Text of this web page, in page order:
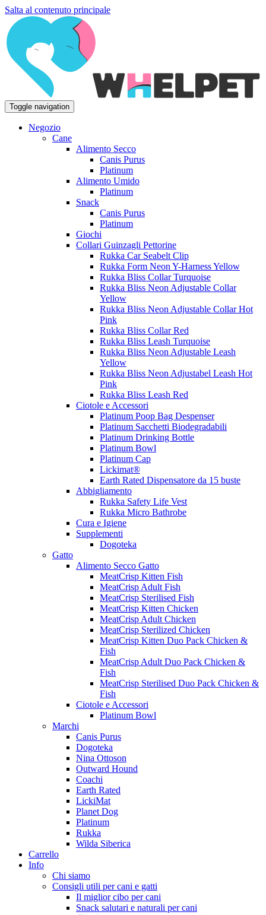
Salta al contenuto principale
Toggle navigation
Negozio
Cane
Alimento Secco
Canis Purus
Platinum
Alimento Umido
Platinum
Snack
Canis Purus
Platinum
Giochi
Collari Guinzagli Pettorine
Rukka Car Seabelt Clip
Rukka Form Neon Y-Harness Yellow
Rukka Bliss Collar Turquoise
Rukka Bliss Neon Adjustable Collar
Yellow
Rukka Bliss Neon Adjustable Collar Hot
Pink
Rukka Bliss Collar Red
Rukka Bliss Leash Turquoise
Rukka Bliss Neon Adjustable Leash
Yellow
Rukka Bliss Neon Adjustabel Leash Hot
Pink
Rukka Bliss Leash Red
Ciotole e Accessori
Platinum Poop Bag Despenser
Platinum Sacchetti Biodegradabili
Platinum Drinking Bottle
Platinum Bowl
Platinum Cap
Lickimat®
Earth Rated Dispensatore da 15 buste
Abbigliamento
Rukka Safety Life Vest
Rukka Micro Bathrobe
Cura e Igiene
Supplementi
Dogoteka
Gatto
Alimento Secco Gatto
MeatCrisp Kitten Fish
MeatCrisp Adult Fish
MeatCrisp Sterilised Fish
MeatCrisp Kitten Chicken
MeatCrisp Adult Chicken
MeatCrisp Sterilized Chicken
MeatCrisp Kitten Duo Pack Chicken &
Fish
MeatCrisp Adult Duo Pack Chicken &
Fish
MeatCrisp Sterilised Duo Pack Chicken &
Fish
Ciotole e Accessori
Platinum Bowl
Marchi
Canis Purus
Dogoteka
Nina Ottoson
Outward Hound
Coachi
Earth Rated
LickiMat
Planet Dog
Platinum
Rukka
Wilda Siberica
Carrello
Info
Chi siamo
Consigli utili per cani e gatti
Il miglior cibo per cani
Snack salutari e naturali per cani